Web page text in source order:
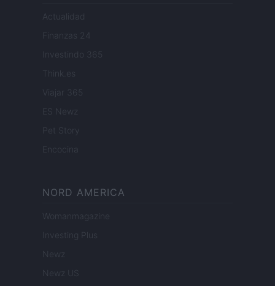
Actualidad
Finanzas 24
Investindo 365
Think.es
Viajar 365
ES Newz
Pet Story
Encocina
NORD AMERICA
Womanmagazine
Investing Plus
Newz
Newz US